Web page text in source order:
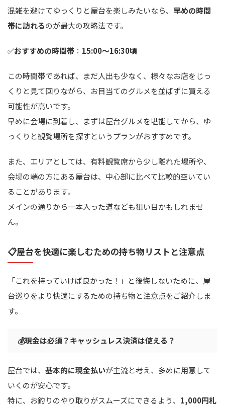
混雑を避けてゆっくりと屋台を楽しみたいなら、 早めの時間
帯に訪れるのが最大の攻略法です。
✅おすすめの時間帯 ： 15:00～16:30頃
この時間帯であれば、まだ人出も少なく、様々なお店をじっ
くりと見て回りながら、お目当てのグルメを並ばずに買える
可能性が高いです。
早めに会場に到着し、まずは屋台グルメを堪能してから、ゆ
っくりと観覧場所を探すというプランがおすすめです。
また、エリアとしては、有料観覧席から少し離れた場所や、
会場の端の方にある屋台は、中心部に比べて比較的空いてい
ることがあります。
メインの通りから一本入った道なども狙い目かもしれませ
ん。
📋屋台を快適に楽しむための持ち物リストと注意点
「これを持っていけば良かった！」と後悔しないために、屋
台巡りをより快適にするための持ち物と注意点をご紹介しま
す。
💰現金は必須？キャッシュレス決済は使える？
屋台では、 基本的に現金払いが主流と考え、多めに用意して
いくのが安心です。
特に、お釣りのやり取りがスムーズにできるよう、 1,000円札